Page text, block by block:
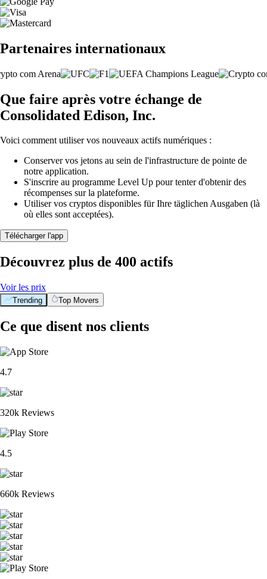
Partenaires internationaux
Que faire après votre échange de
Consolidated Edison, Inc.
Voici comment utiliser vos nouveaux actifs numériques :
Conserver vos jetons au sein de l'infrastructure de pointe de
notre application.
S'inscrire au programme Level Up pour tenter d'obtenir des
récompenses sur la plateforme.
Utiliser vos cryptos disponibles für Ihre täglichen Ausgaben (là
où elles sont acceptées).
Télécharger l'app
Découvrez plus de 400 actifs
Voir les prix
Trending Top Movers
Ce que disent nos clients
4.7
320k Reviews
4.5
660k Reviews